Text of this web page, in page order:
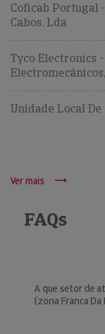
Coficab Portugal
Cabos, Lda
Tyco Electronics
Unidade Local De
Ver mais
FAQs
A que setor de
(zona Franca Da